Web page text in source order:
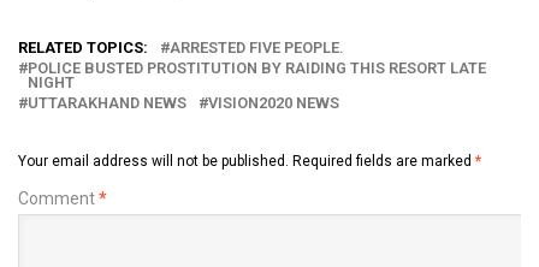
RELATED TOPICS:
ARRESTED FIVE PEOPLE.
POLICE BUSTED PROSTITUTION BY RAIDING THIS RESORT LATE
NIGHT
UTTARAKHAND NEWS
VISION2020 NEWS
Your email address will not be published. Required fields are marked *
Comment*